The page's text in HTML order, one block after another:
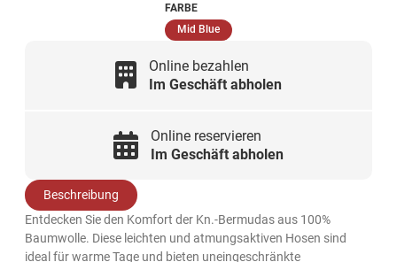
FARBE
Mid Blue(ausgewählt)
Online bezahlen
Im Geschäft abholen
Online reservieren
Im Geschäft abholen
Beschreibung
Entdecken Sie den Komfort der Kn.-Bermudas aus 100%
Baumwolle. Diese leichten und atmungsaktiven Hosen sind
ideal für warme Tage und bieten uneingeschränkte